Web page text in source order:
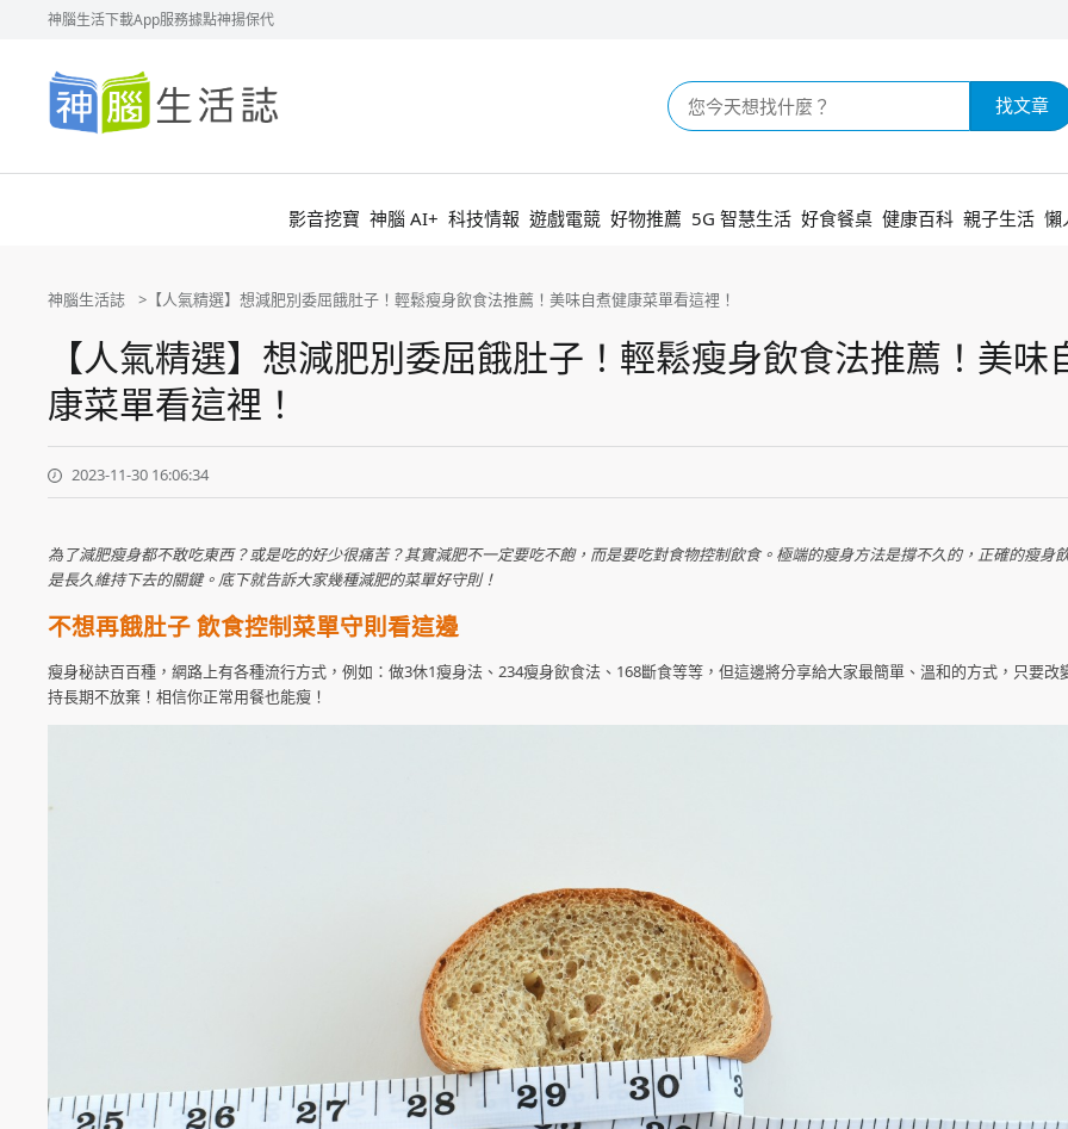
神腦生活下載App服務據點神揚保代
神
腦
生
活
找文章
影音挖寶 神腦 AI+ 科技情報 遊戲電競 好物推薦 5G 智慧生活 好食餐桌 健康百科 親子生活 懶
神腦生活誌 【人氣精選】想減肥別委屈餓肚子！輕鬆瘦身飲食法推薦！美味自煮健康菜單看這裡！
【人氣精選】想減肥別委屈餓肚子！輕鬆瘦身飲食法推薦！美味
康菜單看這裡！
2023-11-30 16:06:34
為了減肥瘦身都不敢吃東西？或是吃的好少很痛苦？其實減肥不一定要吃不飽，而是要吃對食物控制飲食。極端的瘦身方法是撐不久的，正確的瘦身
是長久維持下去的關鍵。底下就告訴大家幾種減肥的菜單好守則！
不想再餓肚子 飲食控制菜單守則看這邊
瘦身秘訣百百種，網路上有各種流行方式，例如：做3休1瘦身法、234瘦身飲食法、168斷食等等，但這邊將分享給大家最簡單、溫和的方式，只要改
持長期不放棄！相信你正常用餐也能瘦！